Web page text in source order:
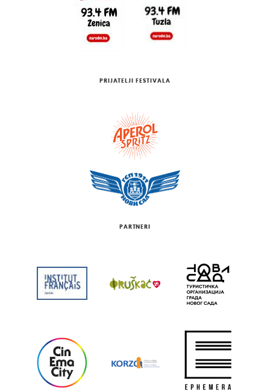
PRIJATELJI FESTIVALA
PARTNERI